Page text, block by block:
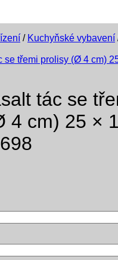
/ Kuchyňské vybavení
tác se
4 cm) 25 ×